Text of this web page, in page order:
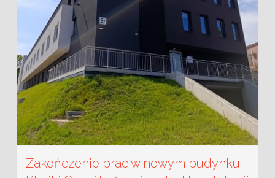
Zakończenie prac w nowym budynku